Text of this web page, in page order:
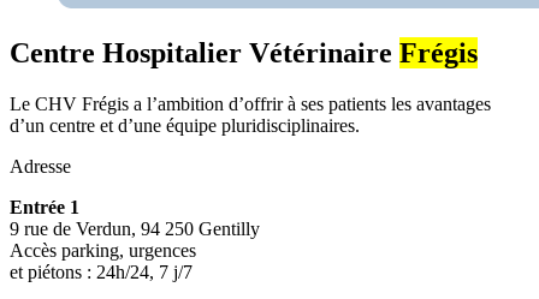
Centre Hospitalier Vétérinaire Frégis
Le CHV Frégis a l’ambition d’offrir à ses patients les avantages
d’un centre et d’une équipe pluridisciplinaires.
Adresse
Entrée 1
9 rue de Verdun, 94 250 Gentilly
Accès parking, urgences
et piétons : 24h/24, 7 j/7